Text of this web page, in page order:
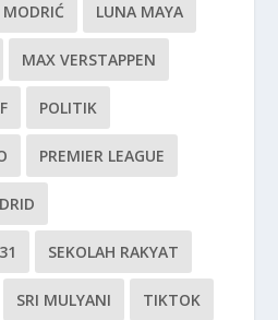
MODRIĆ LUNA MAYA
MAX VERSTAPPEN
POLITIK
PREMIER LEAGUE
SEKOLAH RAKYAT
SRI MULYANI TIKTOK